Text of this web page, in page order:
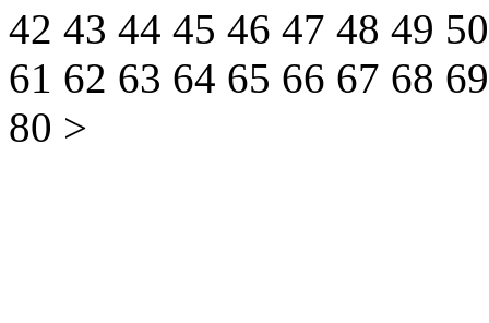
42 43 44 45 46 47 48 49
61 62 63 64 65 66 67 68
80 >